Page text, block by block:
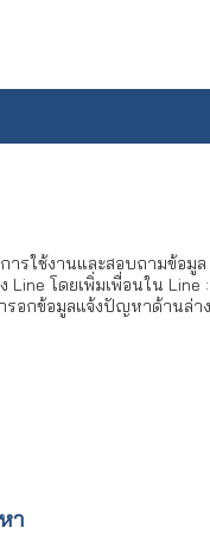
รใช้งานและสอบถามข้อมู
โดยเพิ่มเพื่อนใน Line
รอกข้อมูลแจ้งปัญหาด้านล่าง
า